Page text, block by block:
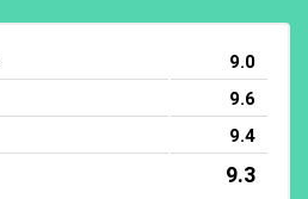
9.0
9.6
9.4
9.3